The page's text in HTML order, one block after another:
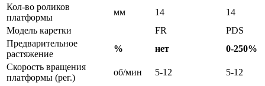
Кол-во роликов
платформы
мм 14
14
Модель каретки
FR
PDS
Предварительное
растяжение
% нет
0-250%
Скорость вращения
платформы (рег.)
об/мин 5-12
5-12